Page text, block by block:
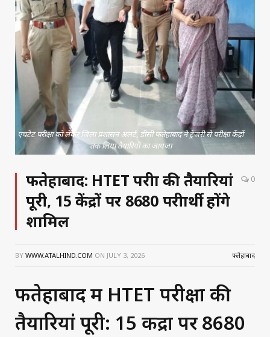
एचटेट परीक्षा को लेकर जिला प्रशासन अलर्ट, डीसी फतेहाबाद ने ट्रेजरी से परीक्षा केंद्रों
तक लिया तैयारियों का जायजा
फतेहाबाद: HTET परीक्षा की तैयारियां
पूरी, 15 केंद्रों पर 8680 परीक्षार्थी होंगे
शामिल
0
BY WWW.ATALHIND.COM ON JULY 3, 2026 फतेहाबाद
फतेहाबाद में HTET परीक्षा की
तैयारियां पूरी: 15 केंद्रों पर 8680